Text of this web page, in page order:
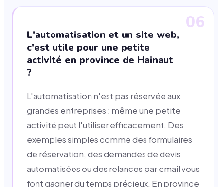
06
L'automatisation et un site web,
c'est utile pour une petite
activité en province de Hainaut
?
L'automatisation n'est pas réservée aux
grandes entreprises : même une petite
activité peut l'utiliser efficacement. Des
exemples simples comme des formulaires
de réservation, des demandes de devis
automatisées ou des relances par email vous
font gagner du temps précieux. En province